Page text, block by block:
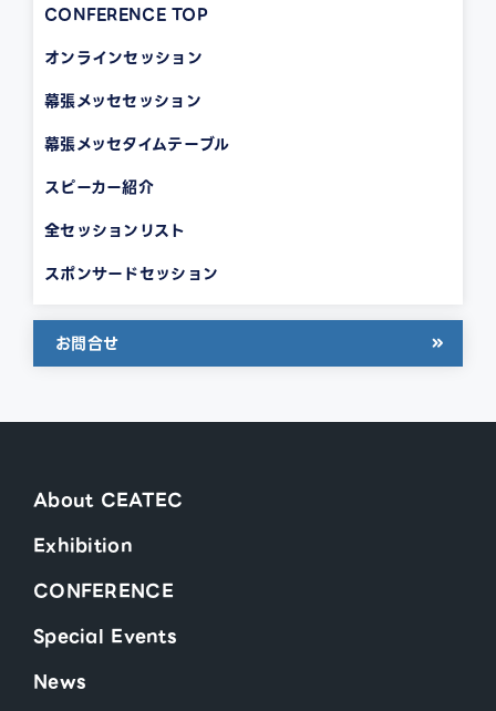
CONFERENCE TOP
オンラインセッション
幕張メッセセッション
幕張メッセタイムテーブル
スピーカー紹介
全セッションリスト
スポンサードセッション
お問合せ
About CEATEC
Exhibition
CONFERENCE
Special Events
News